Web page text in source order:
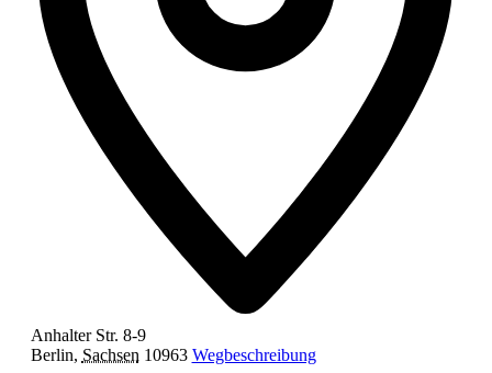
Anhalter Str. 8-9
Berlin, Sachsen 10963 Wegbeschreibung